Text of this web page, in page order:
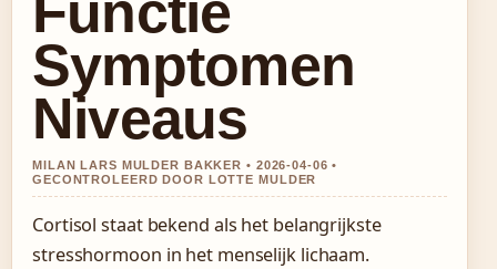
Symptomen
Niveaus
MILAN LARS MULDER BAKKER • 2026-04-06 •
GECONTROLEERD DOOR LOTTE MULDER
Cortisol staat bekend als het belangrijkste
stresshormoon in het menselijk lichaam.